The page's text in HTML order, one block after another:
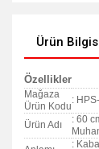
Ürün
Özellikler
Mağaza
Ürün Kodu
:
Ürün Adı
: 60
: